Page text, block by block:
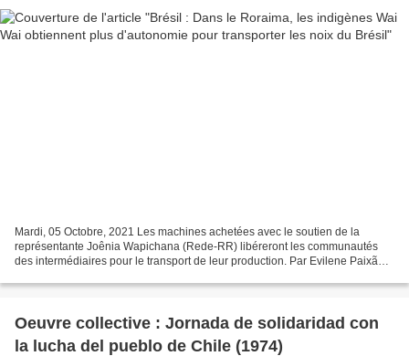
Mardi, 05 Octobre, 2021 Les machines achetées avec le soutien de la
représentante Joênia Wapichana (Rede-RR) libéreront les communautés
des intermédiaires pour le transport de leur production. Par Evilene Paixão
Oeuvre collective : Jornada de solidaridad con
la lucha del pueblo de Chile (1974)